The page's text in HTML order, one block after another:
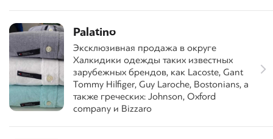
Palatino
Эксклюзивная продажа в округе
Халкидики одежды таких известных
зарубежных брендов, как Lacoste, Gant
Tommy Hilfiger, Guy Laroche, Bostonians, а
также греческих: Johnson, Oxford
company и Bizzaro